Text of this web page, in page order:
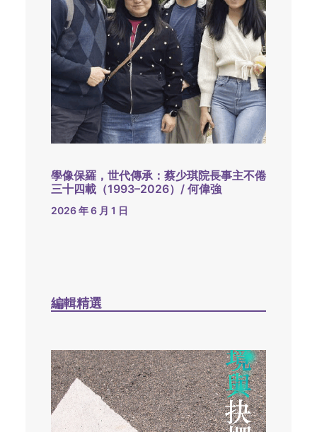
學像保羅，世代傳承：蔡少琪院長事主不倦
三十四載（1993–2026）/ 何偉強
2026 年 6 月 1 日
編輯精選